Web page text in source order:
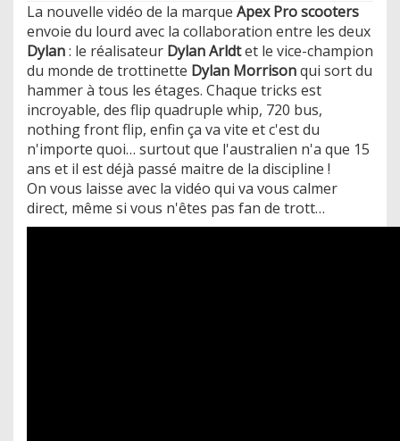
La nouvelle vidéo de la marque Apex Pro scooters
envoie du lourd avec la collaboration entre les deux
Dylan: le réalisateur Dylan Arldtet le vice-champion
du monde de trottinette Dylan Morrisonqui sort du
hammer à tous les étages. Chaque tricks est
incroyable, des flip quadruple whip, 720 bus,
nothing front flip, enfin ça va vite et c'est du
n'importe quoi… surtout que l'australien n'a que 15
ans et il est déjà passé maitre de la discipline !
On vous laisse avec la vidéo qui va vous calmer
direct, même si vous n'êtes pas fan de trott…